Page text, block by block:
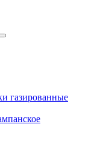
газированные